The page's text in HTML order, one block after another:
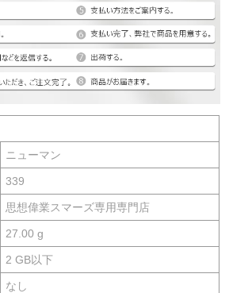
ニューマン
339
思想偉業スマーズ専用専門店
27.00 g
2 GB以下
なし